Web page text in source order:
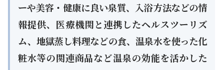
ーや美容・健康に良い泉質、入浴方法などの情
報提供、医療機関と連携したヘルスツーリズ
ム、地獄蒸し料理などの食、温泉水を使った化
粧水等の関連商品など温泉の効能を活かした